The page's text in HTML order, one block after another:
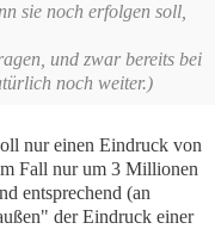
sie noch erfolgen soll,
und zwar bereits bei
noch weiter.)
nur einen Eindruck von
Fall nur um 3 Millionen
entsprechend (an
der Eindruck einer